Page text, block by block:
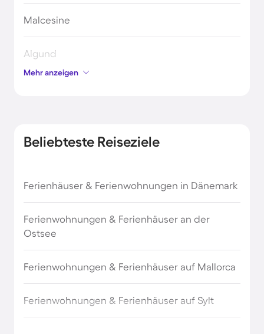
Malcesine
Algund
Verona
Sulden
Mehr anzeigen
Beliebteste Reiseziele
Ferienhäuser & Ferienwohnungen in Dänemark
Ferienwohnungen & Ferienhäuser an der
Ostsee
Ferienwohnungen & Ferienhäuser auf Mallorca
Ferienwohnungen & Ferienhäuser auf Sylt